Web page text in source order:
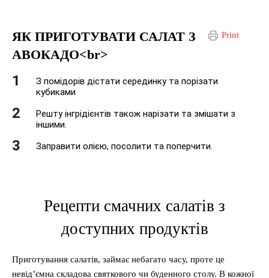
Print
ЯК ПРИГОТУВАТИ САЛАТ З
АВОКАДО<br>
З помідорів дістати серединку та порізати
кубиками
Решту інгрідієнтів також нарізати та змішати з
іншими.
Заправити олією, посолити та поперчити.
Рецепти смачних салатів з
доступних продуктів
Приготування салатів, займає небагато часу, проте це
невід’ємна складова святкового чи буденного столу. В кожної